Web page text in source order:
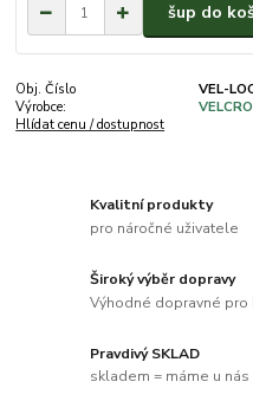
šup do
Obj. Číslo
VEL-
Výrobce:
VELCRO
Hlídat cenu / dostupnost
Kvalitní produkty
pro náročné uživatele
Široký výběr dopravy
Výhodné dopravné pro
Pravdivý SKLAD
skladem = máme u nás